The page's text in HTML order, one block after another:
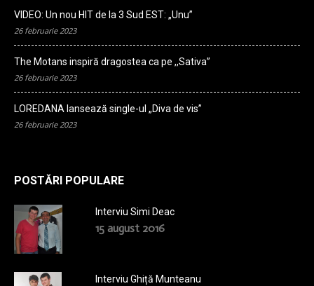
VIDEO: Un nou HIT de la 3 Sud EST: „Unu”
26 februarie 2023
The Motans inspiră dragostea ca pe ,,Sativa”
26 februarie 2023
LOREDANA lansează single-ul „Diva de vis”
26 februarie 2023
POSTĂRI POPULARE
Interviu Simi Deac
15 august 2016
Interviu Ghiță Munteanu